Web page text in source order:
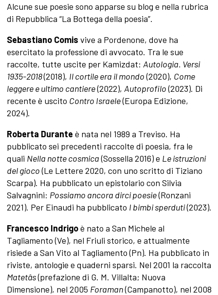
Alcune sue poesie sono apparse su blog e nella rubrica
di Repubblica “La Bottega della poesia”.
Sebastiano Comis vive a Pordenone, dove ha
esercitato la professione di avvocato. Tra le sue
raccolte, tutte uscite per Kamizdat: Autologia. Versi
1935-2018(2018), Il cortile era il mondo(2020), Come
leggere e ultimo cantiere(2022), Autoprofilo(2023). Di
recente è uscito Contro Israele(Europa Edizione,
2024).
Roberta Durante è nata nel 1989 a Treviso. Ha
pubblicato sei precedenti raccolte di poesia, fra le
quali Nella notte cosmica(Sossella 2016) e Le istruzioni
del gioco(Le Lettere 2020, con uno scritto di Tiziano
Scarpa). Ha pubblicato un epistolario con Silvia
Salvagnini: Possiamo ancora dirci poesie(Ronzani
2021). Per Einaudi ha pubblicato I bimbi sperduti(2023).
Francesco Indrigoè nato a San Michele al
Tagliamento (Ve), nel Friuli storico, e attualmente
risiede a San Vito al Tagliamento (Pn). Ha pubblicato in
riviste, antologie e quaderni sparsi. Nel 2001 la raccolta
Matetâs(prefazione di G. M. Villalta; Nuova
Dimensione), nel 2005 Foraman(Campanotto), nel 2008